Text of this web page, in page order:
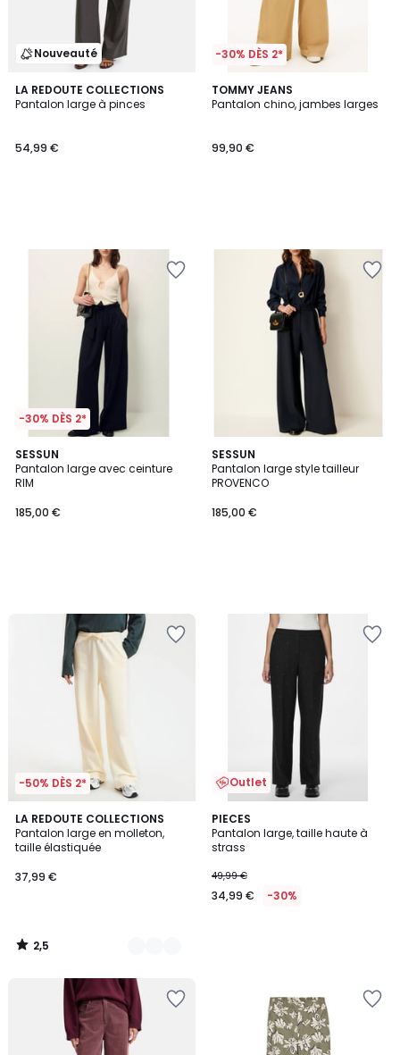
Nouveauté
LA REDOUTE COLLECTIONS
Pantalon large à pinces
54,99 €
-30% DÈS 2*
TOMMY JEANS
Pantalon chino, jambes larges
99,90 €
-30% DÈS 2*
SESSUN
Pantalon large avec ceinture
RIM
185,00 €
SESSUN
Pantalon large style tailleur
PROVENCO
185,00 €
-50% DÈS 2*
LA REDOUTE COLLECTIONS
Pantalon large en molleton,
taille élastiquée
37,99 €
2,5
/ 5
2
Couleurs
2,5
/
Outlet
PIECES
Pantalon large, taille haute à
strass
49,99 €
34,99 € -30%